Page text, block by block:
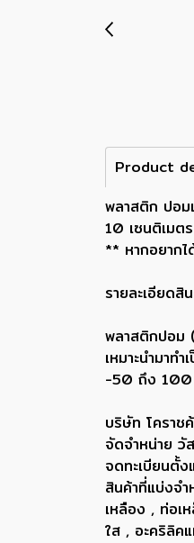
Product
พลาสติก ปอม
10 เซนติเมตร
** หากอยาก
รายละเอียดสิ
พลาสติกปอม
เหมาะนำมา
-50 ถึง 100
บริษัท โคราช
จัดจำหน่าย วั
จดทะเบียนตั้
สินค้าที่แบ่งจ
เหลือง , ท่อเ
ใส , อะคริลิค